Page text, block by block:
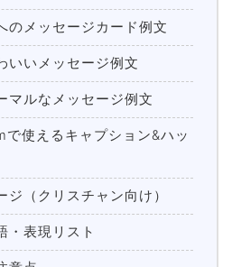
のメッセージカード例文
いいメッセージ例文
マルなメッセージ例文
使えるキャプション&ハッ
ジ（クリスチャン向け）
・表現リスト